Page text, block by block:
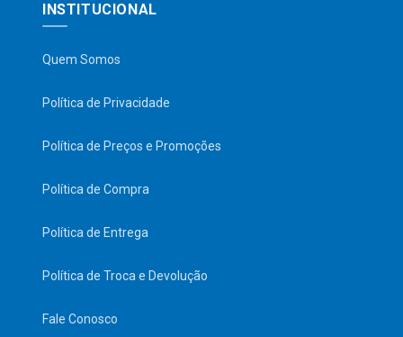
INSTITUCIONAL
Quem Somos
Política de Privacidade
Política de Preços e Promoções
Política de Compra
Política de Entrega
Política de Troca e Devolução
Fale Conosco